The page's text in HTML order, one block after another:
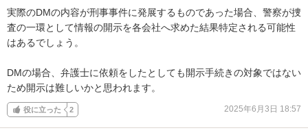
実際のDMの内容が刑事事件に発展するものであった場合、警察が捜
査の一環として情報の開示を各会社へ求めた結果特定される可能性
はあるでしょう。
DMの場合、弁護士に依頼をしたとしても開示手続きの対象ではない
ため開示は難しいかと思われます。
役に立った 2 2025年6月3日 18:57